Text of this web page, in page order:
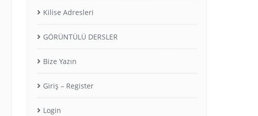
Kilise Adresleri
GÖRÜNTÜLÜ DERSLER
Bize Yazın
Giriş – Register
Login